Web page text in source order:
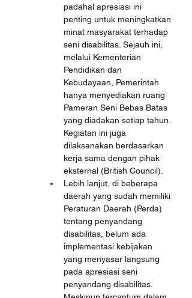
padahal apresiasi ini
penting untuk meningkatkan
minat masyarakat terhadap
seni disabilitas. Sejauh ini,
melalui Kementerian
Pendidikan dan
Kebudayaan, Pemerintah
hanya menyediakan ruang
Pameran Seni Bebas Batas
yang diadakan setiap tahun.
Kegiatan ini juga
dilaksanakan berdasarkan
kerja sama dengan pihak
eksternal (British Council).
Lebih lanjut, di beberapa
daerah yang sudah memiliki
Peraturan Daerah (Perda)
tentang penyandang
disabilitas, belum ada
implementasi kebijakan
yang menyasar langsung
pada apresiasi seni
penyandang disabilitas.